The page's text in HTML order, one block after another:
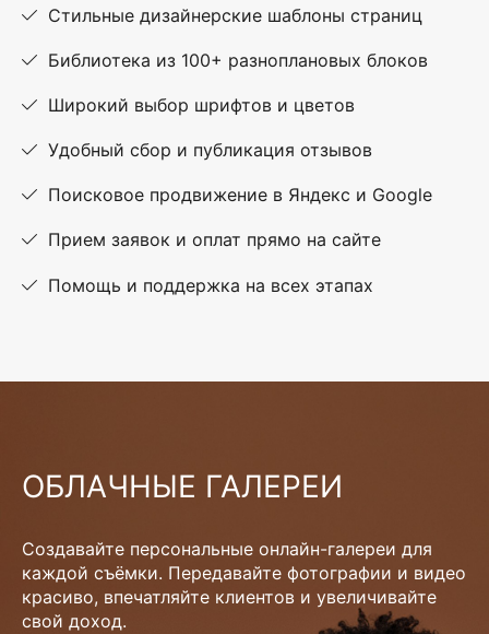
Стильные дизайнерские шаблоны страниц
Библиотека из 100+ разноплановых блоков
Широкий выбор шрифтов и цветов
Удобный сбор и публикация отзывов
Поисковое продвижение в Яндекс и Google
Прием заявок и оплат прямо на сайте
Помощь и поддержка на всех этапах
ОБЛАЧНЫЕ ГАЛЕРЕИ
Создавайте персональные онлайн-галереи для
каждой съёмки. Передавайте фотографии и видео
красиво, впечатляйте клиентов и увеличивайте
свой доход.